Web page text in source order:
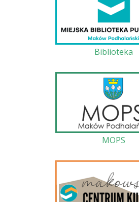
Biblioteka
MOPS